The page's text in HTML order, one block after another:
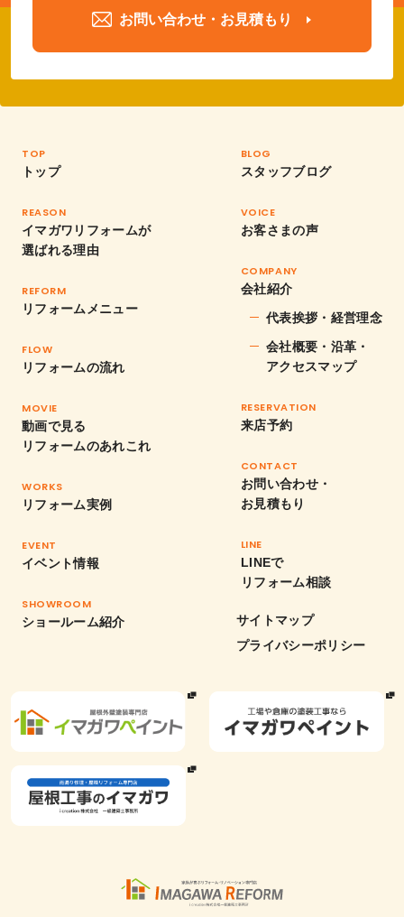
お問い合わせ・お見積もり
TOP
トップ
REASON
イマガワリフォームが
選ばれる理由
REFORM
リフォームメニュー
FLOW
リフォームの流れ
MOVIE
動画で見る
リフォームのあれこれ
WORKS
リフォーム実例
EVENT
イベント情報
SHOWROOM
ショールーム紹介
BLOG
スタッフブログ
VOICE
お客さまの声
COMPANY
会社紹介
代表挨拶・経営理念
会社概要・沿革・
アクセスマップ
RESERVATION
来店予約
CONTACT
お問い合わせ・
お見積もり
LINE
LINEで
リフォーム相談
サイトマップ
プライバシーポリシー